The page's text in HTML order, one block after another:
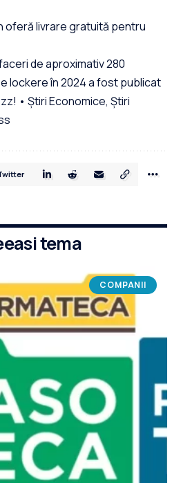
oferă livrare gratuită pentru
de aproximativ 280
lockere în 2024 a fost publicat
• Știri Economice, Știri
tema
COMPANII